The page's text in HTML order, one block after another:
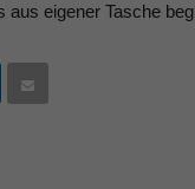
aus eigener Tasche